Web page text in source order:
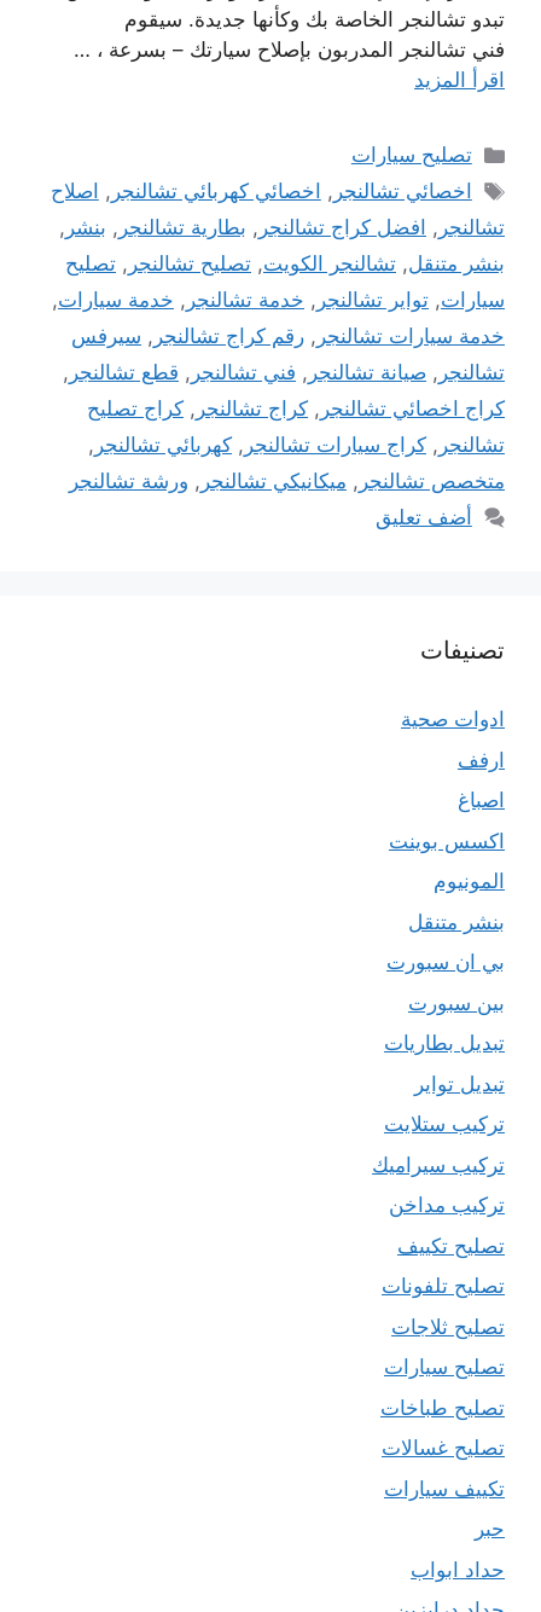
تبدو تشالنجر الخاصة بك وكأنها جديدة. سيقوم
فني تشالنجر المدربون بإصلاح سيارتك – بسرعة ، …
اقرأ المزيد
التصنيفات
تصليح سيارات
الوسوم
اخصائي تشالنجر , اخصائي كهربائي تشالنجر , اصلاح
تشالنجر , افضل كراج تشالنجر , بطارية تشالنجر , بنشر ,
بنشر متنقل, تشالنجر الكويت, تصليح تشالنجر , تصليح
سيارات, تواير تشالنجر , خدمة تشالنجر , خدمة سيارات,
خدمة سيارات تشالنجر , رقم كراج تشالنجر , سيرفس
تشالنجر , صيانة تشالنجر , فني تشالنجر , قطع تشالنجر ,
كراج اخصائي تشالنجر , كراج تشالنجر , كراج تصليح
تشالنجر , كراج سيارات تشالنجر , كهربائي تشالنجر ,
متخصص تشالنجر , ميكانيكي تشالنجر , ورشة تشالنجر
أضف تعليق
تصنيفات
ادوات صحية
ارفف
اصباغ
اكسس بوينت
المونيوم
بنشر متنقل
بي ان سبورت
بين سبورت
تبديل بطاريات
تبديل تواير
تركيب ستلايت
تركيب سيراميك
تركيب مداخن
تصليح تكييف
تصليح تلفونات
تصليح ثلاجات
تصليح سيارات
تصليح طباخات
تصليح غسالات
تكييف سيارات
حبر
حداد ابواب